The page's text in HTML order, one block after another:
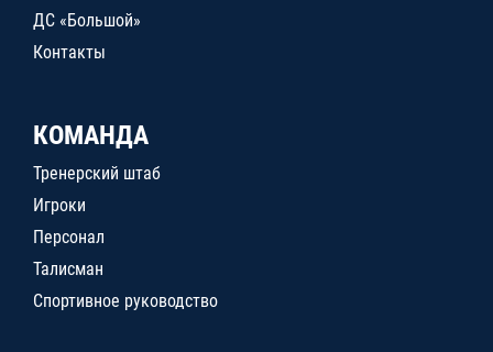
ДС «Большой»
Контакты
КОМАНДА
Тренерский штаб
Игроки
Персонал
Талисман
Спортивное руководство